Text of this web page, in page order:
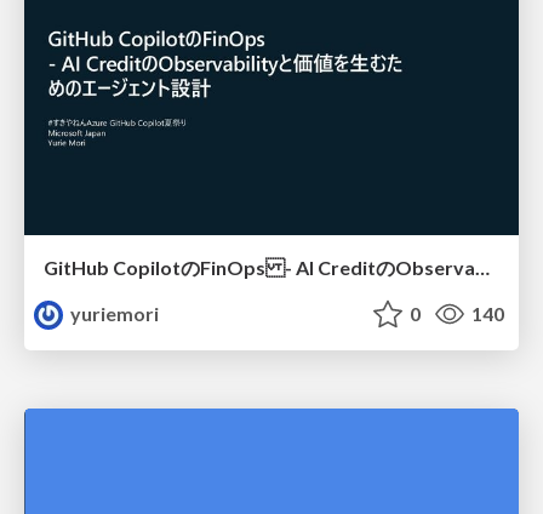
GitHub CopilotのFinOps - AI CreditのObservabilityと価値を生むためのエージェント設計
yuriemori
0 140